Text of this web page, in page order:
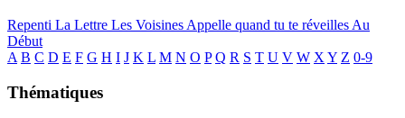
Repenti La Lettre Les Voisines Appelle quand tu te réveilles Au
Début
A B C D E F G H I J K L M N O P Q R S T U V W X Y Z 0-9
Thématiques